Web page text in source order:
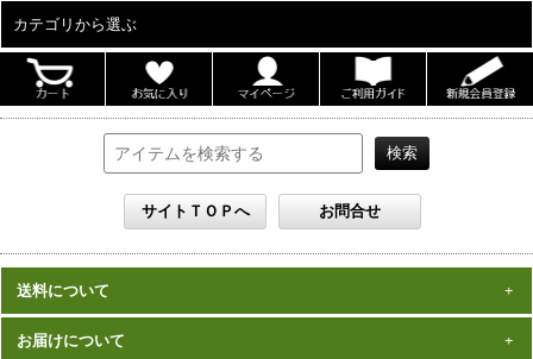
カテゴリから選ぶ
ALL
男性写真集
雑誌
送料について
数量、価格に関わらず
お届けについて